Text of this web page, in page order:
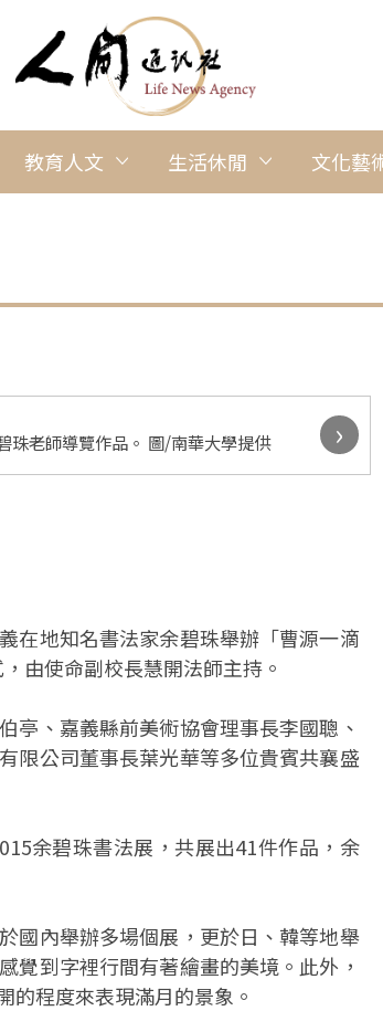
教育人文 生活休閒 文化藝
珠老師導覽作品。 圖/南華大學提供
›
在地知名書法家余碧珠舉辦「曹源一滴
由使命副校長慧開法師主持。
亭、嘉義縣前美術協會理事長李國聰、
限公司董事長葉光華等多位貴賓共襄盛
余碧珠書法展，共展出41件作品，余
國內舉辦多場個展，更於日、韓等地舉
覺到字裡行間有著繪畫的美境。此外，
的程度來表現滿月的景象。